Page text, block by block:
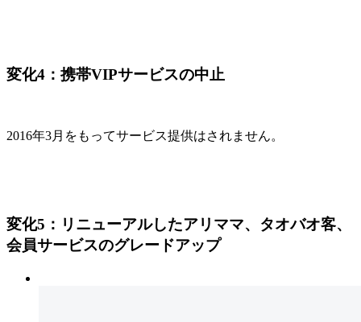
変化4：携帯VIPサービスの中止
2016年3月をもってサービス提供はされません。
変化5：リニューアルしたアリママ、タオバオ客、
会員サービスのグレードアップ